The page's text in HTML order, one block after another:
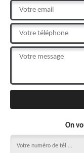
On